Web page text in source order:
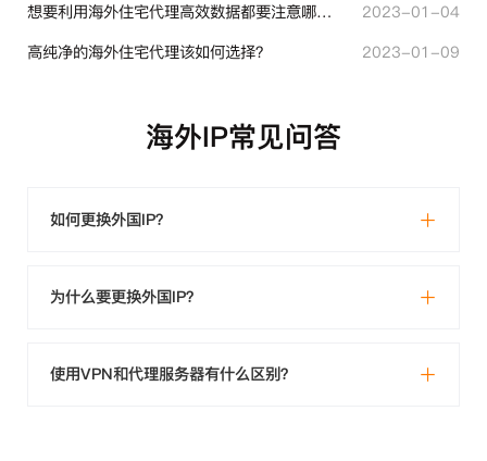
想要利用海外住宅代理高效数据都要注意哪些地方？
2023-01-04
高纯净的海外住宅代理该如何选择？
2023-01-09
海外IP常见问答
如何更换外国IP？
为什么要更换外国IP？
使用VPN和代理服务器有什么区别？